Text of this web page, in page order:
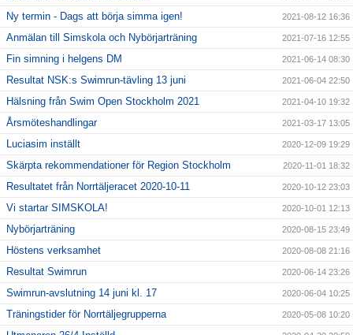
Ny termin - Dags att börja simma igen! 2021-08-12 16:36
Anmälan till Simskola och Nybörjarträning 2021-07-16 12:55
Fin simning i helgens DM 2021-06-14 08:30
Resultat NSK:s Swimrun-tävling 13 juni 2021-06-04 22:50
Hälsning från Swim Open Stockholm 2021 2021-04-10 19:32
Årsmöteshandlingar 2021-03-17 13:05
Luciasim inställt 2020-12-09 19:29
Skärpta rekommendationer för Region Stockholm 2020-11-01 18:32
Resultatet från Norrtäljeracet 2020-10-11 2020-10-12 23:03
Vi startar SIMSKOLA! 2020-10-01 12:13
Nybörjarträning 2020-08-15 23:49
Höstens verksamhet 2020-08-08 21:16
Resultat Swimrun 2020-06-14 23:26
Swimrun-avslutning 14 juni kl. 17 2020-06-04 10:25
Träningstider för Norrtäljegrupperna 2020-05-08 10:20